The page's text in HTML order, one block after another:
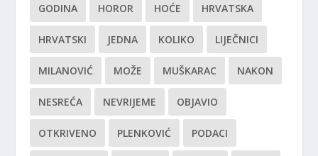
GODINA HOROR HOĆE HRVATSKA
HRVATSKI JEDNA KOLIKO LIJEČNICI
MILANOVIĆ MOŽE MUŠKARAC NAKON
NESREĆA NEVRIJEME OBJAVIO
OTKRIVENO PLENKOVIĆ PODACI